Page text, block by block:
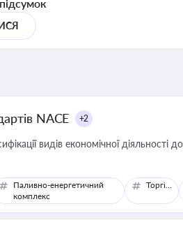
NACE +2
видів економічної діяльності
Паливно-енергетичний
комплекс
Торгівля